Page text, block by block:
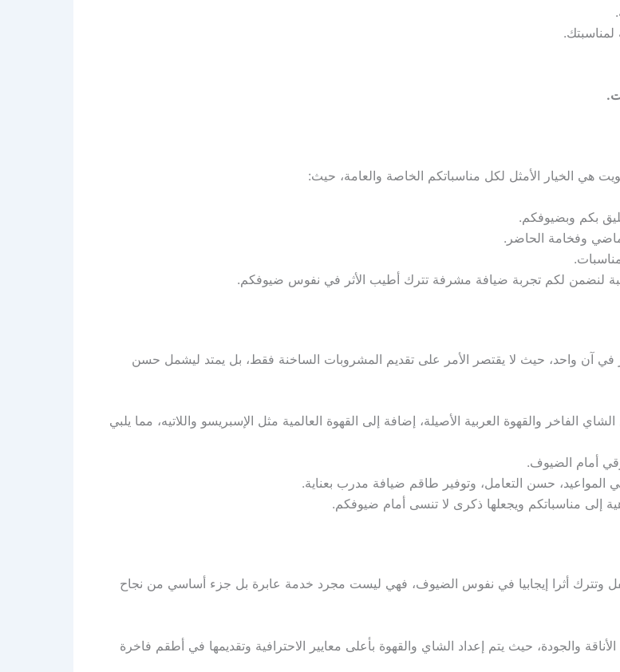
بكم وبضيوفكم.
وفخامة الحاضر.
لنضمن لكم تجربة ضيافة مشرفة تترك أطيب الأثر في نفوس ضيوفكم.
في آن واحد، حيث لا يقتصر الأمر على تقديم المشروبات الساخنة فقط، بل يمتد ليشمل حسن
والقهوة العربية الأصيلة، إضافة إلى القهوة العالمية مثل الإسبريسو واللاتيه، مما يلبي
أمام الضيوف.
حسن التعامل، وتوفير طاقم ضيافة مدرب بعناية.
إلى مناسباتكم ويجعلها ذكرى لا تنسى أمام ضيوفكم.
أثرا إيجابيا في نفوس الضيوف، فهي ليست مجرد خدمة عابرة بل جزء أساسي من نجاح
والجودة، حيث يتم إعداد الشاي والقهوة بأعلى معايير الاحترافية وتقديمها في أطقم فاخرة